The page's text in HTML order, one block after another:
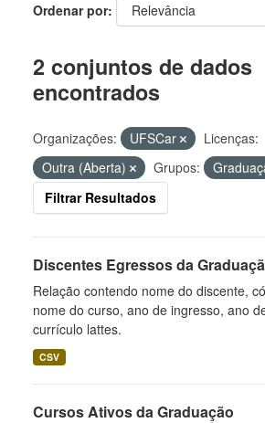
Ordenar por
2 conjuntos de dados
encontrados
Organizações: UFSCar
Licenças:
Outra (Aberta)
Grupos:
Filtrar Resultados
Discentes Egressos da
Relação contendo nome do discente,
nome do curso, ano de ingresso, ano
currículo lattes.
CSV
Cursos Ativos da Graduação